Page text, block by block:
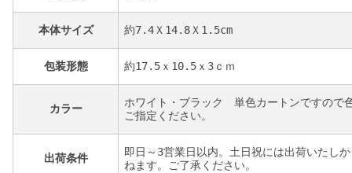
本体サイズ 約7.4Ｘ14.8Ｘ1.5cm
包装形態 約17.5ｘ10.5ｘ3ｃｍ
カラー
ホワイト・ブラック 単色カートンですので
ご指定ください。
出荷条件
即日～3営業日以内。土日祝には出荷いたしか
ねます。ご了承ください。